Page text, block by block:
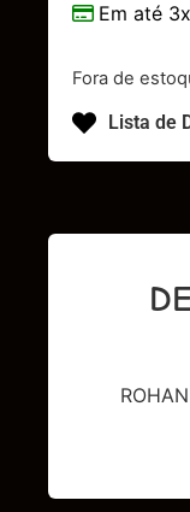
Em até
Fora de
Lista de